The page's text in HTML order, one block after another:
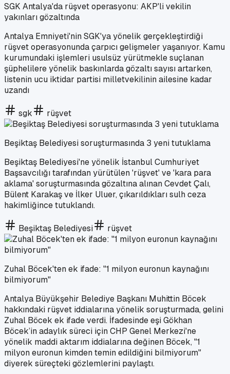
SGK Antalya'da rüşvet operasyonu: AKP'li vekilin
yakınları gözaltında
Antalya Emniyeti'nin SGK'ya yönelik gerçekleştirdiği
rüşvet operasyonunda çarpıcı gelişmeler yaşanıyor. Kamu
kurumundaki işlemleri usulsüz yürütmekle suçlanan
şüphelilere yönelik baskınlarda gözaltı sayısı artarken,
listenin ucu iktidar partisi milletvekilinin ailesine kadar
uzandı
sgk rüşvet
Beşiktaş Belediyesi soruşturmasında 3 yeni tutuklama
Beşiktaş Belediyesi'ne yönelik İstanbul Cumhuriyet
Başsavcılığı tarafından yürütülen 'rüşvet' ve 'kara para
aklama' soruşturmasında gözaltına alınan Cevdet Çalı,
Bülent Karakaş ve İlker Uluer, çıkarıldıkları sulh ceza
hakimliğince tutuklandı.
Beşiktaş Belediyesi rüşvet
Zuhal Böcek'ten ek ifade: "1 milyon euronun kaynağını
bilmiyorum"
Antalya Büyükşehir Belediye Başkanı Muhittin Böcek
hakkındaki rüşvet iddialarına yönelik soruşturmada, gelini
Zuhal Böcek ek ifade verdi. İfadesinde eşi Gökhan
Böcek’in adaylık süreci için CHP Genel Merkezi'ne
yönelik maddi aktarım iddialarına değinen Böcek, "1
milyon euronun kimden temin edildiğini bilmiyorum"
diyerek süreçteki gözlemlerini paylaştı.